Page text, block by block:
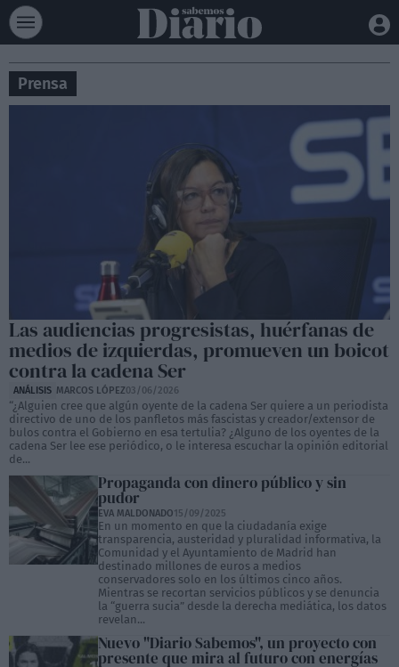
Prensa
Las audiencias progresistas, huérfanas de
medios de izquierdas, promueven un boicot
contra la cadena Ser
ANÁLISIS MARCOS LÓPEZ03/06/2026
“¿Alguien cree que algún oyente de la cadena Ser quiere a un periodista
directivo de uno de los panfletos más fascistas y creador/extensor de
bulos contra el Gobierno en esa tertulia? ¿Alguno de los oyentes de la
cadena Ser lee ese periódico, o le interesa escuchar la opinión editorial
de...
Propaganda con dinero público y sin
pudor
EVA MALDONADO15/09/2025
En un momento en que la ciudadanía exige
transparencia, austeridad y pluralidad informativa, la
Comunidad y el Ayuntamiento de Madrid han
destinado millones de euros a medios
conservadores solo en los últimos cinco años.
Mientras se recortan servicios públicos y se denuncia
la “guerra sucia” desde la derecha mediática, los datos
revelan...
Nuevo "Diario Sabemos", un proyecto con
presente que mira al futuro con energías